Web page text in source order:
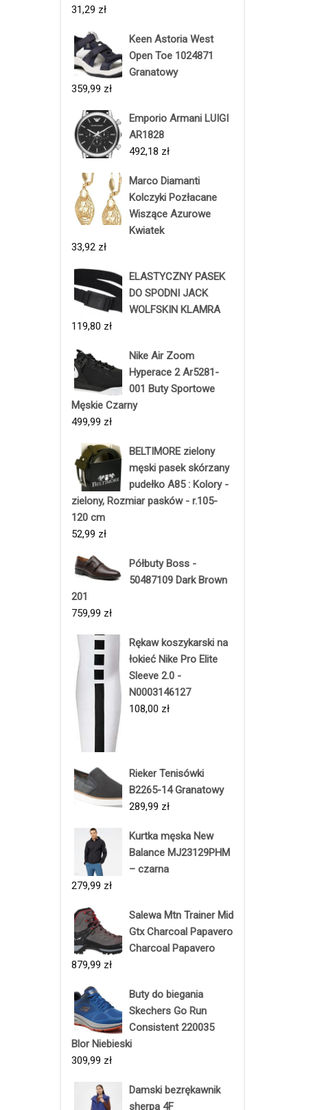
31,29 zł
Keen Astoria West
Open Toe 1024871
Granatowy
359,99 zł
Emporio Armani LUIGI
AR1828
492,18 zł
Marco Diamanti
Kolczyki Pozłacane
Wiszące Azurowe
Kwiatek
33,92 zł
ELASTYCZNY PASEK
DO SPODNI JACK
WOLFSKIN KLAMRA
119,80 zł
Nike Air Zoom
Hyperace 2 Ar5281-
001 Buty Sportowe
Męskie Czarny
499,99 zł
BELTIMORE zielony
męski pasek skórzany
pudełko A85 : Kolory -
zielony, Rozmiar pasków - r.105-
120 cm
52,99 zł
Półbuty Boss -
50487109 Dark Brown
201
759,99 zł
Rękaw koszykarski na
łokieć Nike Pro Elite
Sleeve 2.0 -
N0003146127
108,00 zł
Rieker Tenisówki
B2265-14 Granatowy
289,99 zł
Kurtka męska New
Balance MJ23129PHM
– czarna
279,99 zł
Salewa Mtn Trainer Mid
Gtx Charcoal Papavero
Charcoal Papavero
879,99 zł
Buty do biegania
Skechers Go Run
Consistent 220035
Blor Niebieski
309,99 zł
Damski bezrękawnik
sherpa 4F